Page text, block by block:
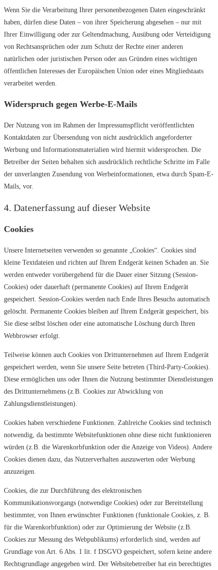
Wenn Sie die Verarbeitung Ihrer personenbezogenen Daten eingeschränkt
haben, dürfen diese Daten – von ihrer Speicherung abgesehen – nur mit
Ihrer Einwilligung oder zur Geltendmachung, Ausübung oder Verteidigung
von Rechtsansprüchen oder zum Schutz der Rechte einer anderen
natürlichen oder juristischen Person oder aus Gründen eines wichtigen
öffentlichen Interesses der Europäischen Union oder eines Mitgliedstaats
verarbeitet werden.
Widerspruch gegen Werbe-E-Mails
Der Nutzung von im Rahmen der Impressumspflicht veröffentlichten
Kontaktdaten zur Übersendung von nicht ausdrücklich angeforderter
Werbung und Informationsmaterialien wird hiermit widersprochen. Die
Betreiber der Seiten behalten sich ausdrücklich rechtliche Schritte im Falle
der unverlangten Zusendung von Werbeinformationen, etwa durch Spam-E-
Mails, vor.
4. Datenerfassung auf dieser Website
Cookies
Unsere Internetseiten verwenden so genannte „Cookies“. Cookies sind
kleine Textdateien und richten auf Ihrem Endgerät keinen Schaden an. Sie
werden entweder vorübergehend für die Dauer einer Sitzung (Session-
Cookies) oder dauerhaft (permanente Cookies) auf Ihrem Endgerät
gespeichert. Session-Cookies werden nach Ende Ihres Besuchs automatisch
gelöscht. Permanente Cookies bleiben auf Ihrem Endgerät gespeichert, bis
Sie diese selbst löschen oder eine automatische Löschung durch Ihren
Webbrowser erfolgt.
Teilweise können auch Cookies von Drittunternehmen auf Ihrem Endgerät
gespeichert werden, wenn Sie unsere Seite betreten (Third-Party-Cookies).
Diese ermöglichen uns oder Ihnen die Nutzung bestimmter Dienstleistungen
des Drittunternehmens (z.B. Cookies zur Abwicklung von
Zahlungsdienstleistungen).
Cookies haben verschiedene Funktionen. Zahlreiche Cookies sind technisch
notwendig, da bestimmte Websitefunktionen ohne diese nicht funktionieren
würden (z.B. die Warenkorbfunktion oder die Anzeige von Videos). Andere
Cookies dienen dazu, das Nutzerverhalten auszuwerten oder Werbung
anzuzeigen.
Cookies, die zur Durchführung des elektronischen
Kommunikationsvorgangs (notwendige Cookies) oder zur Bereitstellung
bestimmter, von Ihnen erwünschter Funktionen (funktionale Cookies, z. B.
für die Warenkorbfunktion) oder zur Optimierung der Website (z.B.
Cookies zur Messung des Webpublikums) erforderlich sind, werden auf
Grundlage von Art. 6 Abs. 1 lit. f DSGVO gespeichert, sofern keine andere
Rechtsgrundlage angegeben wird. Der Websitebetreiber hat ein berechtigtes